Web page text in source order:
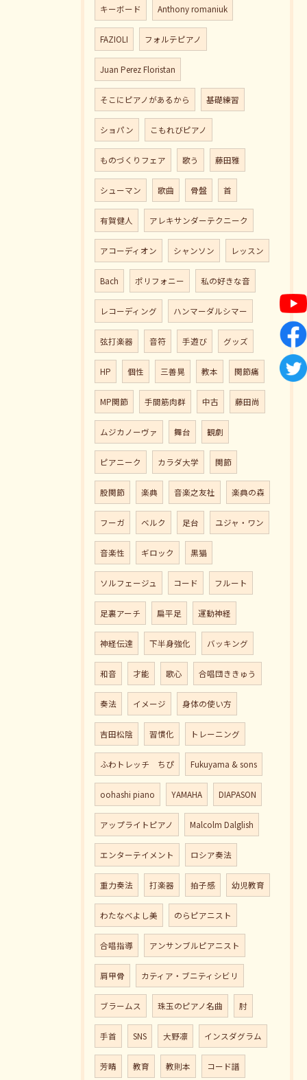
キーボード Anthony romaniuk
FAZIOLI フォルテピアノ
Juan Perez Floristan
そこにピアノがあるから 基礎練習
ショパン こもれびピアノ
ものづくりフェア 歌う 藤田雅
シューマン 歌曲 骨盤 首
有賀健人 アレキサンダーテクニーク
アコーディオン シャンソン レッスン
Bach ポリフォニー 私の好きな音
レコーディング ハンマーダルシマー
弦打楽器 音符 手遊び グッズ
HP 個性 三善晃 教本 関節痛
MP関節 手間筋肉群 中古 藤田尚
ムジカノーヴァ 舞台 観劇
ピアニーク カラダ大学 関節
股関節 楽典 音楽之友社 楽典の森
フーガ ベルク 足台 ユジャ・ワン
音楽性 ギロック 黒猫
ソルフェージュ コード フルート
足裏アーチ 扁平足 運動神経
神経伝達 下半身強化 バッキング
和音 才能 歌心 合唱団ききゅう
奏法 イメージ 身体の使い方
吉田松陰 習慣化 トレーニング
ふわトレッチ ちぴ Fukuyama & sons
oohashi piano YAMAHA DIAPASON
アップライトピアノ Malcolm Dalglish
エンターテイメント ロシア奏法
重力奏法 打楽器 拍子感 幼児教育
わたなべよし美 のらピアニスト
合唱指導 アンサンブルピアニスト
肩甲骨 カティア・ブニティシビリ
ブラームス 珠玉のピアノ名曲 肘
手首 SNS 大野凛 インスダグラム
芳晴 教育 教則本 コード譜